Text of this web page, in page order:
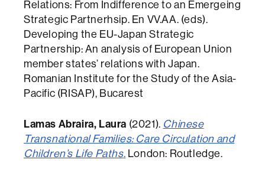
Relations: From Indifference to an Emergeing
Strategic Partnerhsip. En VV.AA. (eds).
Developing the EU-Japan Strategic
Partnership: An analysis of European Union
member states’ relations with Japan.
Romanian Institute for the Study of the Asia-
Pacific (RISAP), Bucarest
Lamas Abraira, Laura (2021). Chinese
Transnational Families: Care Circulation and
Children’s Life Paths. London: Routledge.